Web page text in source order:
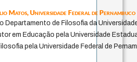
Matos,Universidade Federal de Pernambuco
Departamento de Filosofia da
em Educação pela Universidade
pela Universidade Federal de